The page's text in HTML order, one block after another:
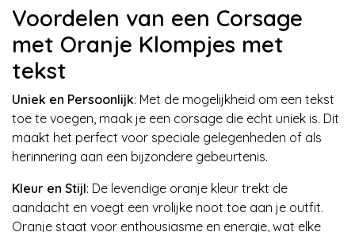
Voordelen van een Corsage
met Oranje Klompjes met
tekst
Uniek en Persoonlijk: Met de mogelijkheid om een tekst
toe te voegen, maak je een corsage die echt uniek is. Dit
maakt het perfect voor speciale gelegenheden of als
herinnering aan een bijzondere gebeurtenis.
Kleur en Stijl: De levendige oranje kleur trekt de
aandacht en voegt een vrolijke noot toe aan je outfit.
Oranje staat voor enthousiasme en energie, wat elke